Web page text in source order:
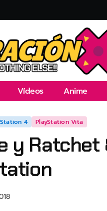
Vídeos Anime
4 PlayStation Vita
y Ratchet